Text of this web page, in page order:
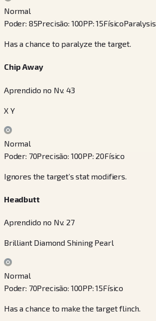
Normal
Poder: 85Precisão: 100PP:15FísicoParalysis
Has a chance to paralyze the target.
Chip Away
Aprendido no Nv. 43
X Y
Normal
Poder: 70Precisão: 100PP: 20Físico
Ignores the target’s stat modifiers.
Headbutt
Aprendido no Nv. 27
Brilliant Diamond Shining Pearl
Normal
Poder: 70Precisão: 100PP:15Físico
Has a chance to make the target flinch.